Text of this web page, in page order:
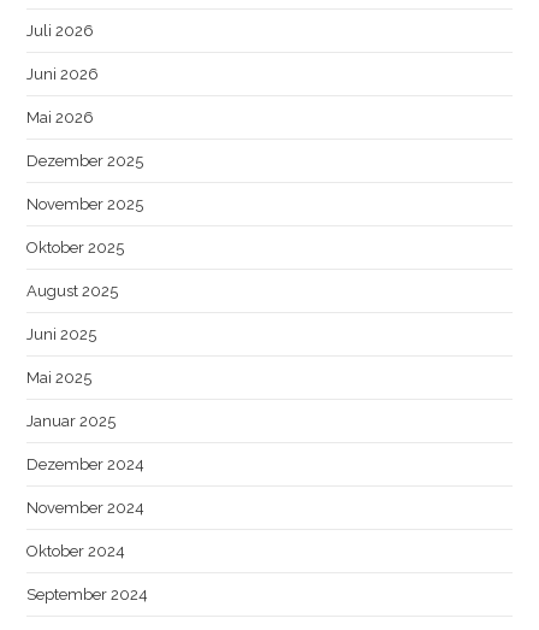
Juli 2026
Juni 2026
Mai 2026
Dezember 2025
November 2025
Oktober 2025
August 2025
Juni 2025
Mai 2025
Januar 2025
Dezember 2024
November 2024
Oktober 2024
September 2024